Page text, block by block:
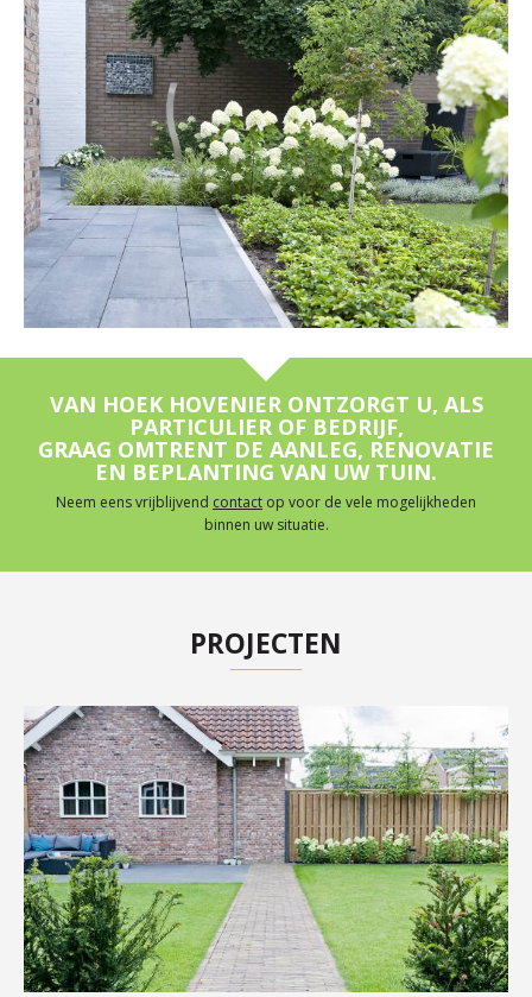
VAN HOEK HOVENIER ONTZORGT U, ALS
PARTICULIER OF BEDRIJF,
GRAAG OMTRENT DE AANLEG, RENOVATIE
EN BEPLANTING VAN UW TUIN.
Neem eens vrijblijvend contact op voor de vele mogelijkheden
binnen uw situatie.
PROJECTEN